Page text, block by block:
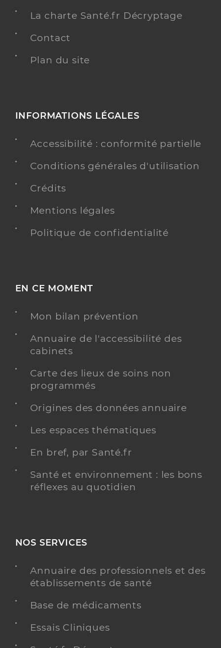
La charte Santé.fr Décryptage
Contact
Plan du site
INFORMATIONS LÉGALES
Accessibilité : conformité partielle
Conditions générales d'utilisation
Crédits
Mentions légales
Politique de confidentialité
EN CE MOMENT
Mon bilan prévention
Annuaire de l'accessibilité des
cabinets
Carte des lieux de soins non
programmés
Origines des données annuaire
Les espaces thématiques
En bref, par Santé.fr
Santé et environnement : les bons
réflexes au quotidien
NOS SERVICES
Annuaire des professionnels et des
établissements de santé
Base de médicaments
Essais Cliniques